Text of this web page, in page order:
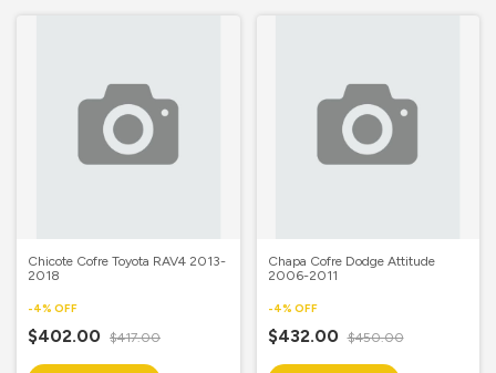
Chicote Cofre Toyota RAV4 2013-
2018
-4% OFF
$402.00 $417.00
Chapa Cofre Dodge Attitude
2006-2011
-4% OFF
$432.00 $450.00